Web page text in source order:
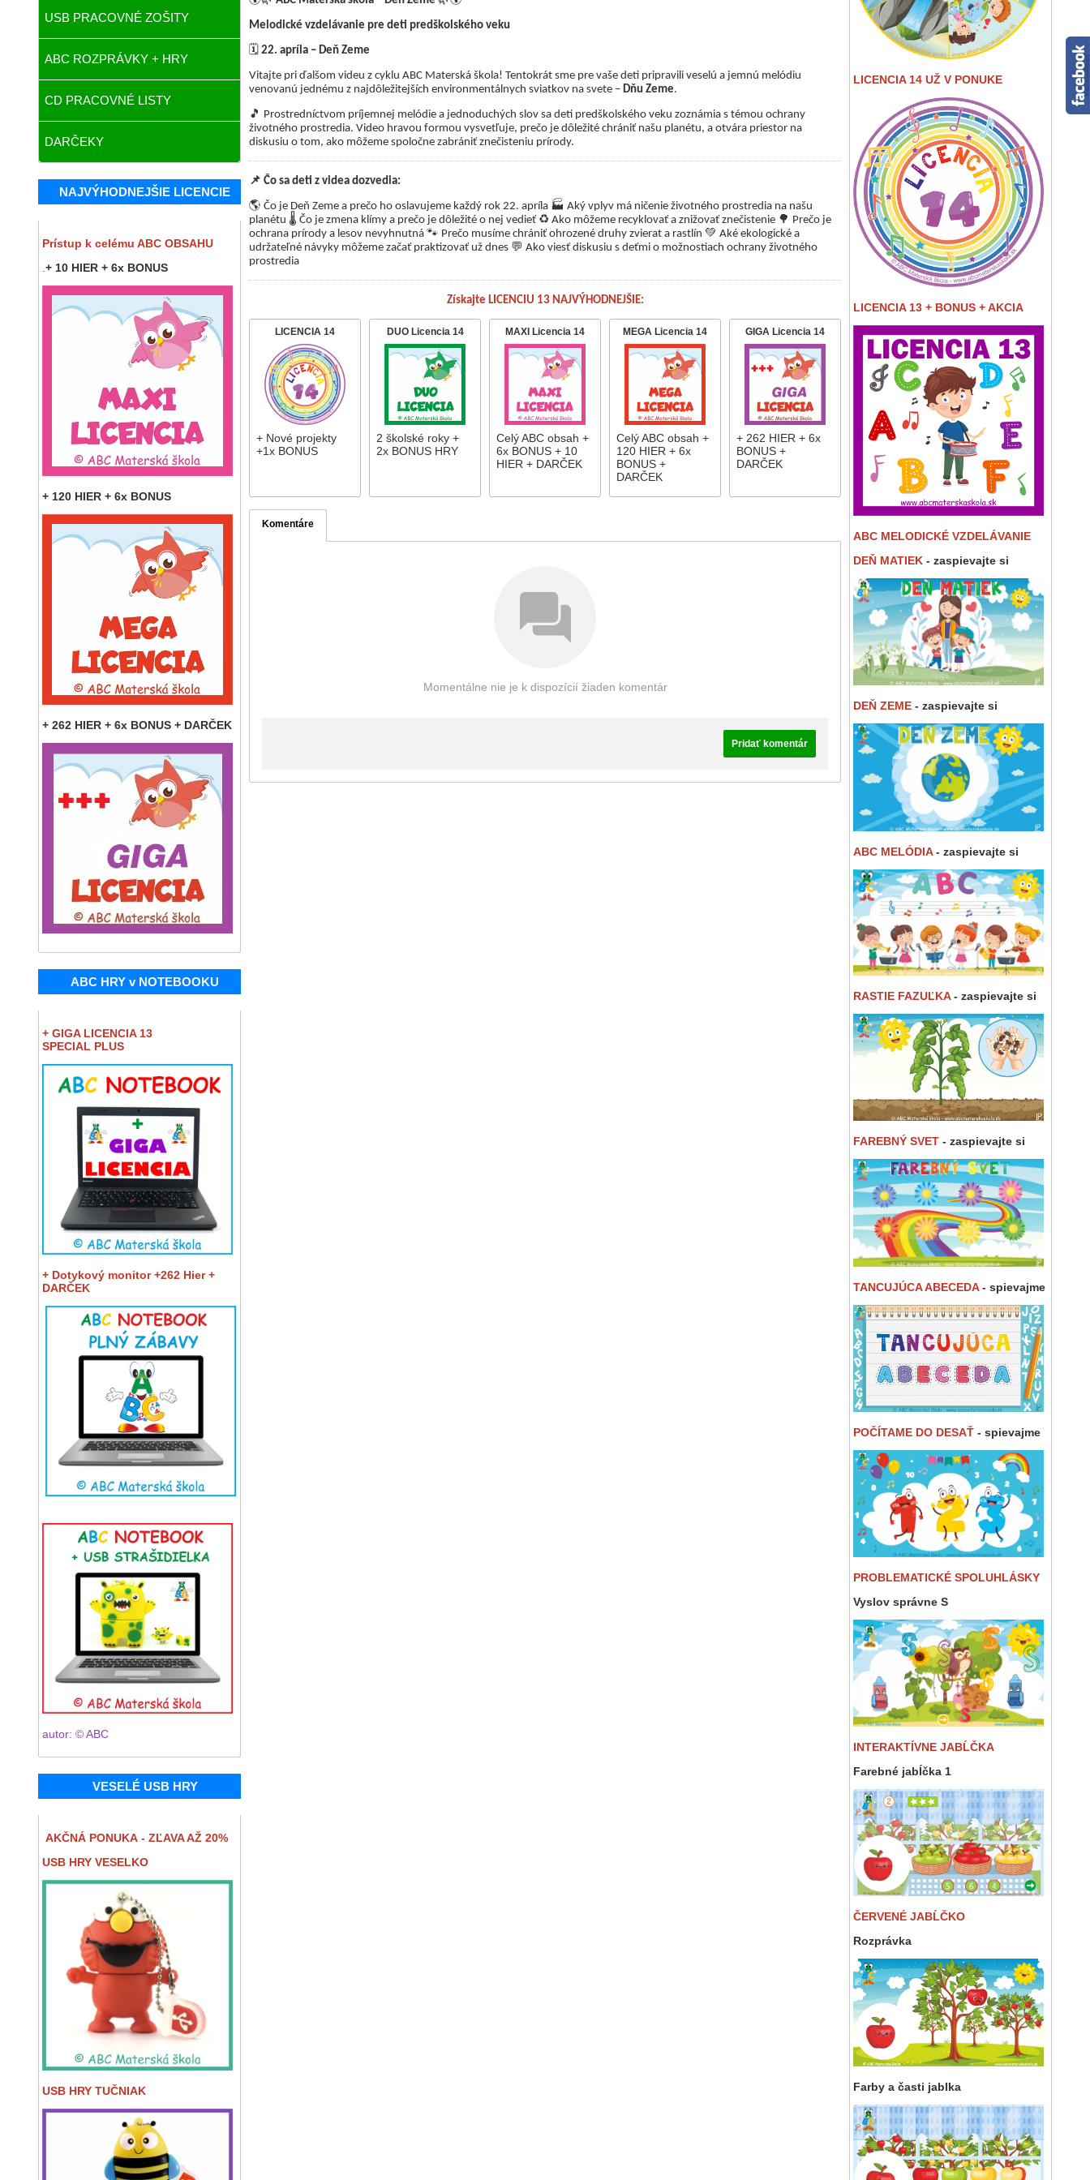
USB PRACOVNÉ ZOŠITY
ABC ROZPRÁVKY + HRY
CD PRACOVNÉ LISTY
DARČEKY
NAJVÝHODNEJŠIE LICENCIE
Prístup k celému ABC OBSAHU
+ 10 HIER + 6x BONUS
+ 120 HIER + 6x BONUS
+ 262 HIER + 6x BONUS + DARČEK
ABC HRY v NOTEBOOKU
+ GIGA LICENCIA 13
SPECIAL PLUS
+ Dotykový monitor +262 Hier +
DARČEK
autor: © ABC
VESELÉ USB HRY
AKČNÁ PONUKA - ZĽAVA AŽ 20%
USB HRY VESELKO
USB HRY TUČNIAK
LICENCIA 14 UŽ V PONUKE
LICENCIA 13 + BONUS + AKCIA
ABC MELODICKÉ VZDELÁVANIE
DEŇ MATIEK - zaspievajte si
DEŇ ZEME - zaspievajte si
ABC MELÓDIA- zaspievajte si
RASTIE FAZUĽKA- zaspievajte si
FAREBNÝ SVET - zaspievajte si
TANCUJÚCA ABECEDA- spievajme
POČÍTAME DO DESAŤ - spievajme
PROBLEMATICKÉ SPOLUHLÁSKY
Vyslov správne S
INTERAKTÍVNE JABĹČKA
Farebné jabĺčka 1
ČERVENÉ JABĹČKO
Rozprávka
Farby a časti jablka
Melodické vzdelávanie pre deti predškolského veku
🗓️ 22. apríla – Deň Zeme
Vitajte pri ďalšom videu z cyklu ABC Materská škola! Tentokrát sme pre vaše deti pripravili veselú a jemnú melódiu
venovanú jednému z najdôležitejších environmentálnych sviatkov na svete – Dňu Zeme.
🎵 Prostredníctvom príjemnej melódie a jednoduchých slov sa deti predškolského veku zoznámia s témou ochrany
životného prostredia. Video hravou formou vysvetľuje, prečo je dôležité chrániť našu planétu, a otvára priestor na
diskusiu o tom, ako môžeme spoločne zabrániť znečisteniu prírody.
📌 Čo sa deti z videa dozvedia:
🌎 Čo je Deň Zeme a prečo ho oslavujeme každý rok 22. apríla 🏭 Aký vplyv má ničenie životného prostredia na našu
planétu 🌡️ Čo je zmena klímy a prečo je dôležité o nej vedieť ♻️ Ako môžeme recyklovať a znižovať znečistenie 🌳 Prečo je
ochrana prírody a lesov nevyhnutná 🐾 Prečo musíme chrániť ohrozené druhy zvierat a rastlín 💚 Aké ekologické a
udržateľné návyky môžeme začať praktizovať už dnes 💬 Ako viesť diskusiu s deťmi o možnostiach ochrany životného
prostredia
Získajte LICENCIU 13 NAJVÝHODNEJŠIE:
LICENCIA 14
+ Nové projekty
+1x BONUS
DUO Licencia 14
2 školské roky +
2x BONUS HRY
MAXI Licencia 14
Celý ABC obsah +
6x BONUS + 10
HIER + DARČEK
MEGA Licencia 14
Celý ABC obsah +
120 HIER + 6x
BONUS +
DARČEK
GIGA Licencia 14
+ 262 HIER + 6x
BONUS +
DARČEK
Komentáre
Momentálne nie je k dispozícií žiaden komentár
Pridať komentár